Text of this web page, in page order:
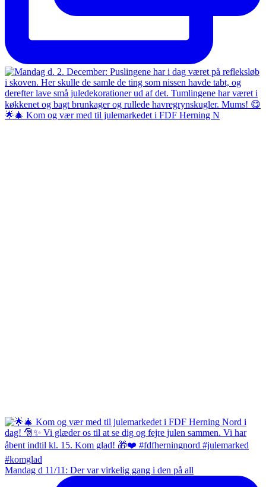
🌟🎄 Kom og vær med til julemarkedet i FDF Herning N
Mandag d 11/11: Der var virkelig gang i den på all